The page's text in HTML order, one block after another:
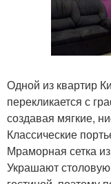
Одной из квартир
перекликается с
создавая мягкие,
Классические
Мраморная сетка
Украшают